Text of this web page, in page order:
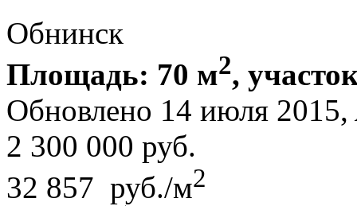
Обнинск
Площадь: 70 м2,
Обновлено 14 июля 2015,
2 300 000 руб.
32 857 руб./м2